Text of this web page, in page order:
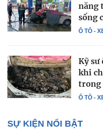
Ô TÔ -
năng
sống
Ô TÔ -
Kỹ sư
khi
trong
SỰ KIỆN NỔI BẬT